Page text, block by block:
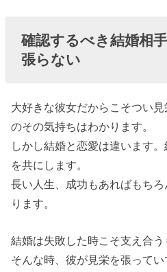
確認するべき結婚相
張らない
大好きな彼女だからこそつい
のその気持ちはわかります。
しかし結婚と恋愛は違います
を共にします。
長い人生、成功もあればもち
ります。
結婚は失敗した時こそ支え合う
そんな時、彼が見栄を張って